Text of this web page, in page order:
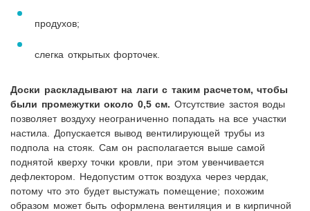
продухов;
слегка открытых форточек.
Доски раскладывают на лаги с таким расчетом, чтобы
были промежутки около 0,5 см. Отсутствие застоя воды
позволяет воздуху неограниченно попадать на все участки
настила. Допускается вывод вентилирующей трубы из
подпола на стояк. Сам он располагается выше самой
поднятой кверху точки кровли, при этом увенчивается
дефлектором. Недопустим отток воздуха через чердак,
потому что это будет выстужать помещение; похожим
образом может быть оформлена вентиляция и в кирпичной